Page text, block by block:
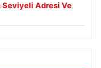
Adresi Ve